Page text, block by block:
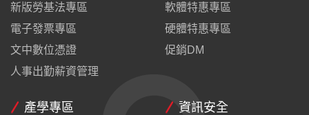
新版勞基法專區
電子發票專區
文中數位憑證
人事出勤薪資管理
軟體特惠專區
硬體特惠專區
促銷DM
產學專區 資訊安全